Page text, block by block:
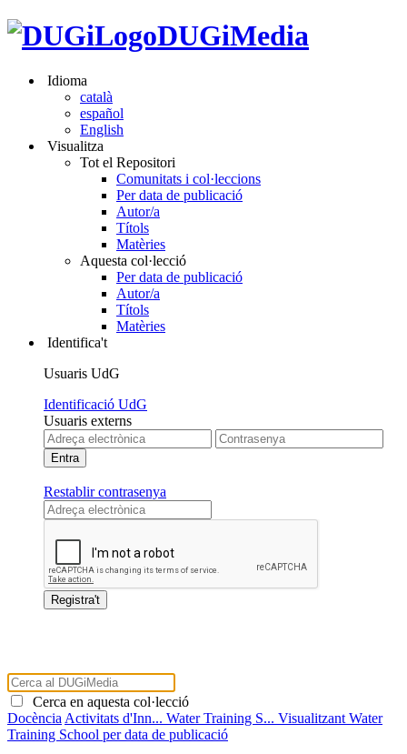
DUGiMedia
Idioma
català
español
English
Visualitza
Tot el Repositori
Comunitats i col·leccions
Per data de publicació
Autor/a
Títols
Matèries
Aquesta col·lecció
Per data de publicació
Autor/a
Títols
Matèries
Identifica't
Usuaris UdG
Identificació UdG
Usuaris externs
Restablir contrasenya
Cerca en aquesta col·lecció
Docència Activitats d'Inn... Water Training S... Visualitzant Water
Training School per data de publicació